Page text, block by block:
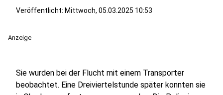
Veröffentlicht: Mittwoch, 05.03.2025 10:53
Anzeige
Sie wurden bei der Flucht mit einem Transporter
beobachtet. Eine Dreiviertelstunde später konnten sie